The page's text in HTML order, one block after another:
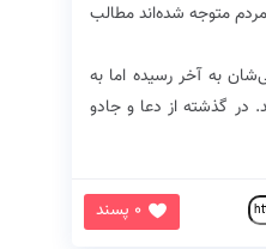
متوجه شده‌اند مطالب
به آخر رسیده اما به
در گذشته از دعا و جادو
0 پسند